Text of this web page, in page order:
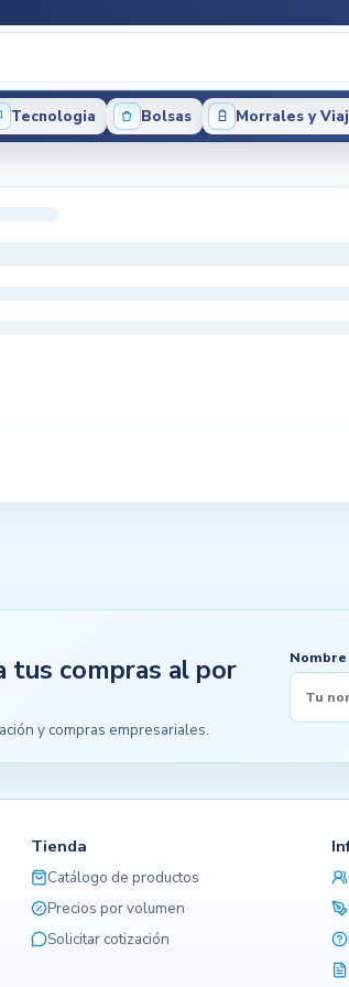
Tecnologia Bolsas Morrales y
tus compras al por
y compras empresariales.
Nombre
Tienda
Catálogo de productos
Precios por volumen
Solicitar cotización